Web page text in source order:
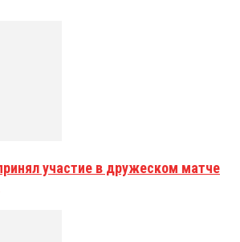
участие в дружеском матче